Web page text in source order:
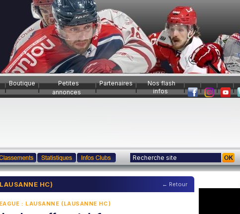
Boutique
Petites
annonces
Partenaires
Nos flash
infos
HC) ← Retour
: LAUSANNE (LAUSANNE HC)